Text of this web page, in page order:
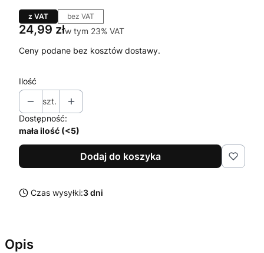
z VAT bez VAT
Cena
24,99 złw tym 23% VAT
w tym 23% VAT
Ceny podane bez kosztów dostawy.
Ilość
szt.
Dostępność:
mała ilość (<5)
Dodaj do koszyka
Czas wysyłki:3 dni
Opis